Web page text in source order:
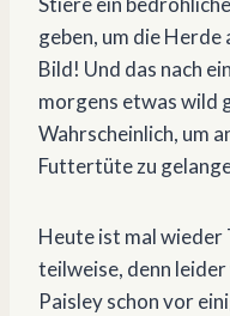
geben, um die
Bild! Und das nach
morgens etwas wild
Wahrscheinlich, um
Futtertüte zu
Heute ist mal wieder
teilweise, denn
Paisley schon vor